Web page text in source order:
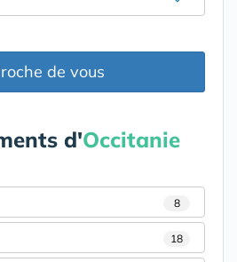
de vous
d'Occitanie
8
18